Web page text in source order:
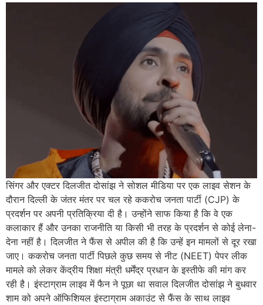
सिंगर और एक्टर दिलजीत दोसांझ ने सोशल मीडिया पर एक लाइव सेशन के
दौरान दिल्ली के जंतर मंतर पर चल रहे ककरोच जनता पार्टी (CJP) के
प्रदर्शन पर अपनी प्रतिक्रिया दी है। उन्होंने साफ किया है कि वे एक
कलाकार हैं और उनका राजनीति या किसी भी तरह के प्रदर्शन से कोई लेना-
देना नहीं है। दिलजीत ने फैंस से अपील की है कि उन्हें इन मामलों से दूर रखा
जाए। ककरोच जनता पार्टी पिछले कुछ समय से नीट (NEET) पेपर लीक
मामले को लेकर केंद्रीय शिक्षा मंत्री धर्मेंद्र प्रधान के इस्तीफे की मांग कर
रही है। इंस्टाग्राम लाइव में फैन ने पूछा था सवाल दिलजीत दोसांझ ने बुधवार
शाम को अपने ऑफिशियल इंस्टाग्राम अकाउंट से फैंस के साथ लाइव